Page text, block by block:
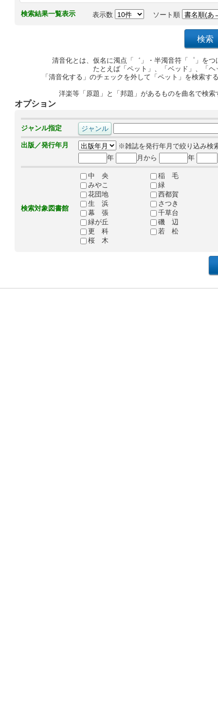
検索結果一覧表示 表示数 ソート順
清音化とは、仮名に濁点「゛」・半濁音符「゜」を
たとえば「ペット」、「ベッド」、「
「清音化する」のチェックを外して「ペット」を検索
洋楽等「原題」と「邦題」があるものを曲名で検
オプション
ジャンル指定
出版／発行年月
※雑誌を発行年月で絞り込み検
年
月から 年
検索対象図書館
中 央
稲 毛
みやこ
緑
花団地
西都賀
生 浜
さつき
幕 張
千草台
緑が丘
磯 辺
更 科
若 松
桜 木